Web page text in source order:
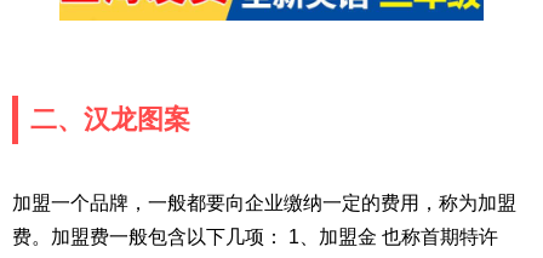
二、汉龙图案
加盟一个品牌，一般都要向企业缴纳一定的费用，称为加盟
费。加盟费一般包含以下几项： 1、加盟金 也称首期特许